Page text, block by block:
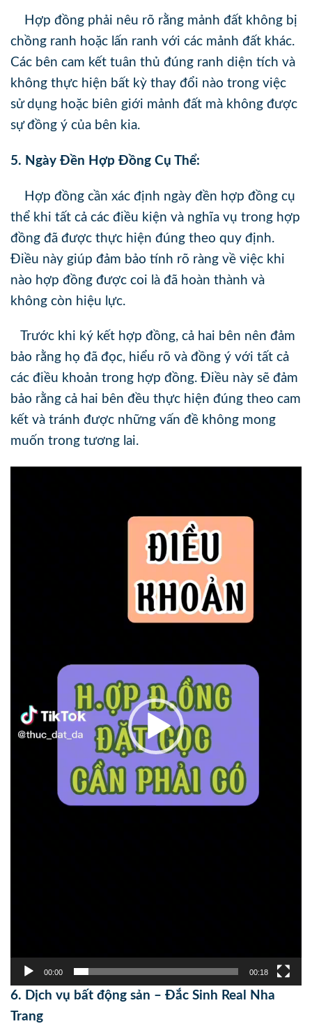
Hợp đồng phải nêu rõ rằng mảnh đất không bị
chồng ranh hoặc lấn ranh với các mảnh đất khác.
Các bên cam kết tuân thủ đúng ranh diện tích và
không thực hiện bất kỳ thay đổi nào trong việc
sử dụng hoặc biên giới mảnh đất mà không được
sự đồng ý của bên kia.
5. Ngày Đền Hợp Đồng Cụ Thể:
Hợp đồng cần xác định ngày đền hợp đồng cụ
thể khi tất cả các điều kiện và nghĩa vụ trong hợp
đồng đã được thực hiện đúng theo quy định.
Điều này giúp đảm bảo tính rõ ràng về việc khi
nào hợp đồng được coi là đã hoàn thành và
không còn hiệu lực.
Trước khi ký kết hợp đồng, cả hai bên nên đảm
bảo rằng họ đã đọc, hiểu rõ và đồng ý với tất cả
các điều khoản trong hợp đồng. Điều này sẽ đảm
bảo rằng cả hai bên đều thực hiện đúng theo cam
kết và tránh được những vấn đề không mong
muốn trong tương lai.
00:00 00:18
6. Dịch vụ bất động sản – Đắc Sinh Real Nha
Trang